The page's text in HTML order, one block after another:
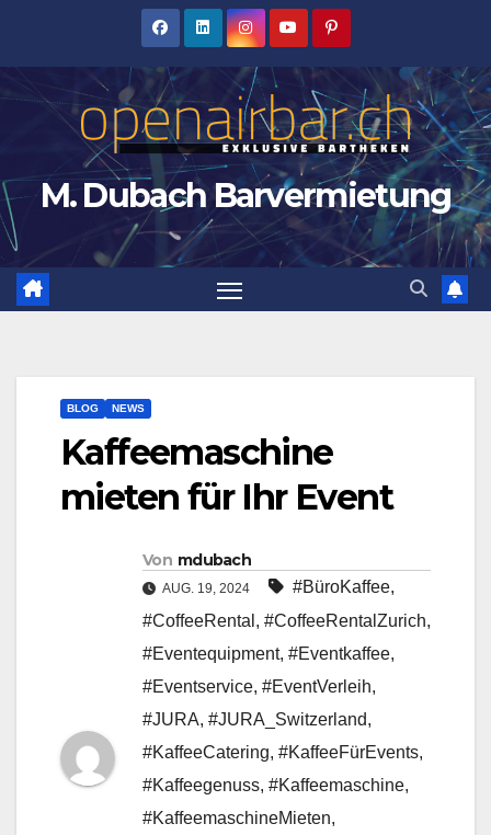
M. Dubach Barvermietung
BLOG NEWS
Kaffeemaschine
mieten für Ihr Event
Von mdubach
AUG. 19, 2024 #BüroKaffee,
#CoffeeRental , #CoffeeRentalZurich,
#Eventequipment, #Eventkaffee,
#Eventservice, #EventVerleih,
#JURA, #JURA_Switzerland,
#KaffeeCatering, #KaffeeFürEvents,
#Kaffeegenuss, #Kaffeemaschine,
#KaffeemaschineMieten,